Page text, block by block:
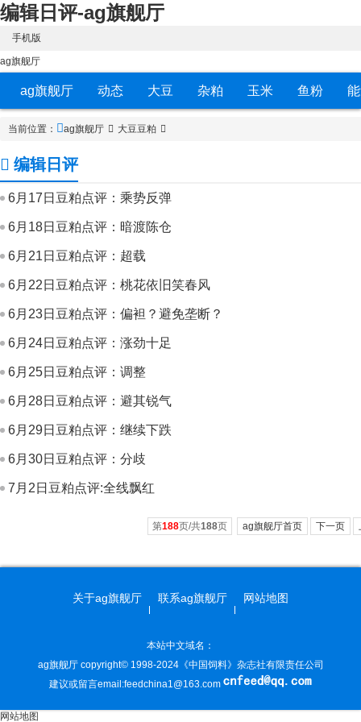
编辑日评-ag旗舰厅
手机版
ag旗舰厅
ag旗舰厅 动态 大豆 杂粕 玉米 鱼粉
当前位置： ag旗舰厅 大豆豆粕
编辑日评
6月17日豆粕点评：乘势反弹
6月18日豆粕点评：暗渡陈仓
6月21日豆粕点评：超载
6月22日豆粕点评：桃花依旧笑春风
6月23日豆粕点评：偏袒？避免垄断？
6月24日豆粕点评：涨劲十足
6月25日豆粕点评：调整
6月28日豆粕点评：避其锐气
6月29日豆粕点评：继续下跌
6月30日豆粕点评：分歧
7月2日豆粕点评:全线飘红
第188页/共188页 ag旗舰厅首页 下一页
关于ag旗舰厅 联系ag旗舰厅 网站地图
本站中文域名：
ag旗舰厅 copyright© 1998-2024《中国饲料》杂志社有限责任公司
建议或留言email:feedchina1@163.com
网站地图